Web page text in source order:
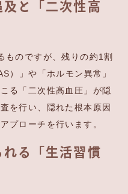
と「二次性高
ものですが、残りの約1割
）」や「ホルモン異常」
る「二次性高血圧」が隠
を行い、隠れた根本原因
プローチを行います。
る「生活習慣